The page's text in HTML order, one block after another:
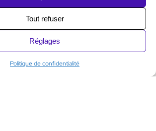
Tout refuser
Réglages
Politique de confidentialité